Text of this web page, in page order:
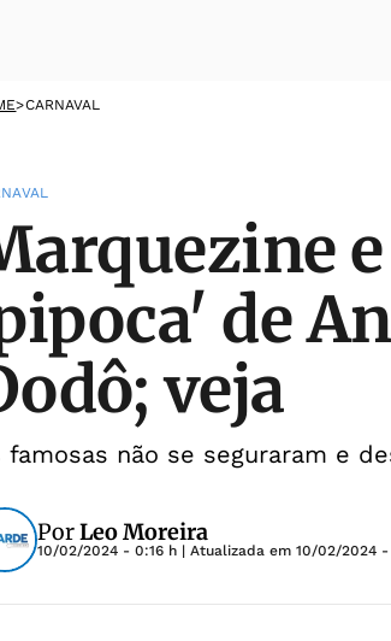
>CARNAVAL
de
veja
famosas não se seguraram e
PorLeo Moreira
10/02/2024 - 0:16 h | Atualizada em 10/02/2024